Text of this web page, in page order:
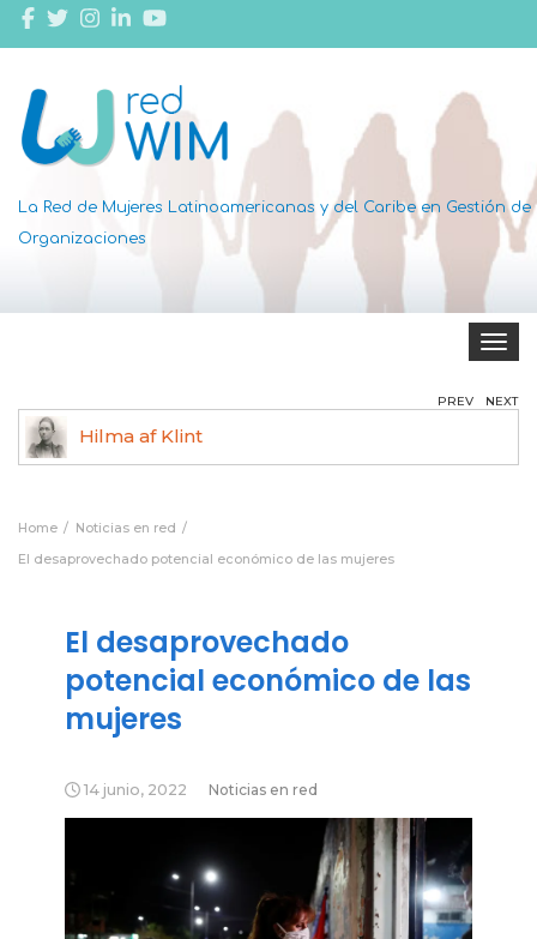
La Red de Mujeres Latinoamericanas y del Caribe en Gestión de
Organizaciones
Toggle
Hilma af Klint
PREV NEXT
Home
Noticias en red
El desaprovechado potencial económico de las mujeres
El desaprovechado
potencial económico de las
mujeres
14 junio, 2022 Noticias en red